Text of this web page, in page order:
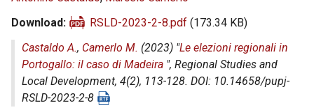
Download
RSLD-2023-2-8.pdf (173.34 KB)
Castaldo A., Camerlo M. (2023) "Le elezioni regionali in
Portogallo: il caso di Madeira ", Regional Studies and
Local Development, 4(2), 113-128. DOI: 10.14658/pupj-
RSLD-2023-2-8